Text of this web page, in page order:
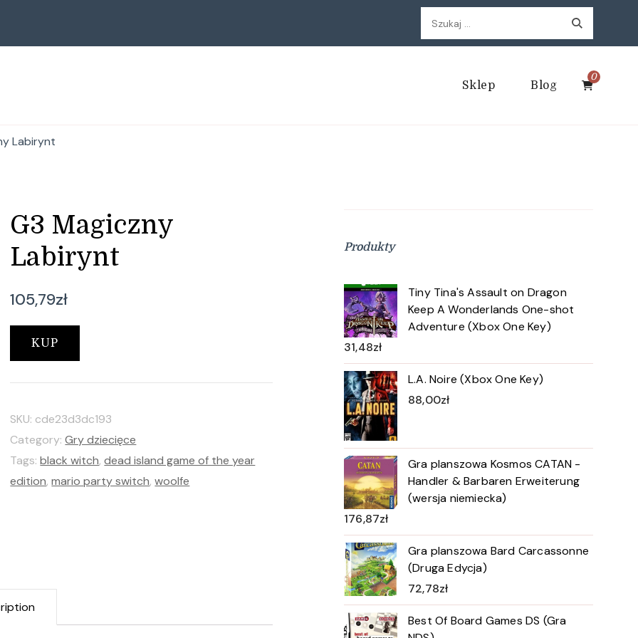
Szukaj:
Sklep Blog
0
Labirynt
G3 Magiczny
Labirynt
105,79zł
KUP
SKU: cde23d3dc193
Category:Gry dziecięce
Tags:black witch,dead island game of the year
edition,mario party switch,woolfe
Produkty
Tiny Tina's Assault on Dragon
Keep A Wonderlands One-shot
Adventure (Xbox One Key)
31,48zł
L.A. Noire (Xbox One Key)
88,00zł
Gra planszowa Kosmos CATAN -
Handler & Barbaren Erweiterung
(wersja niemiecka)
176,87zł
Gra planszowa Bard Carcassonne
(Druga Edycja)
72,78zł
Best Of Board Games DS (Gra